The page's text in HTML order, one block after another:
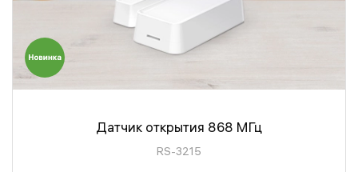
Датчик открытия 868 МГц
RS-3215